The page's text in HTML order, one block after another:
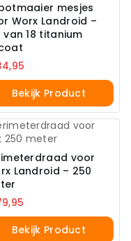
mesjes
Worx Landroid –
van 18 titanium
Bekijk Product
voor
Landroid – 250
Bekijk Product